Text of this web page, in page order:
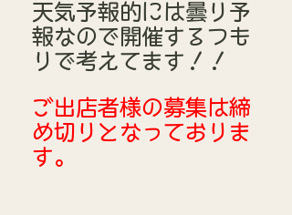
天気予報的には曇り予
報なので開催するつも
りで考えてます！！
ご出店者様の募集は締
め切りとなっておりま
す。